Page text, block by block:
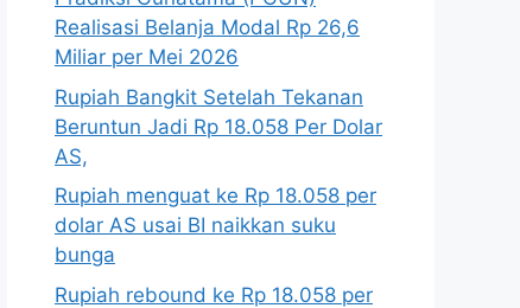
Realisasi Belanja Modal Rp 26,6
Miliar per Mei 2026
Rupiah Bangkit Setelah Tekanan
Beruntun Jadi Rp 18.058 Per Dolar
AS,
Rupiah menguat ke Rp 18.058 per
dolar AS usai BI naikkan suku
bunga
Rupiah rebound ke Rp 18.058 per